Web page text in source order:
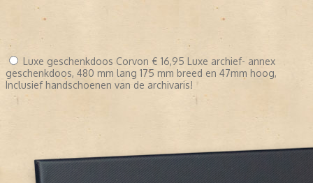
Luxe geschenkdoos Corvon € 16,95 Luxe archief- annex
geschenkdoos, 480 mm lang 175 mm breed en 47mm hoog,
Inclusief handschoenen van de archivaris!